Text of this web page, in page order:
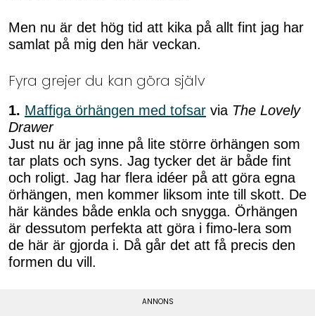
Men nu är det hög tid att kika på allt fint jag har
samlat på mig den här veckan.
Fyra grejer du kan göra själv
1. Maffiga örhängen med tofsar via The Lovely
Drawer
Just nu är jag inne på lite större örhängen som
tar plats och syns. Jag tycker det är både fint
och roligt. Jag har flera idéer på att göra egna
örhängen, men kommer liksom inte till skott. De
här kändes både enkla och snygga. Örhängen
är dessutom perfekta att göra i fimo-lera som
de här är gjorda i. Då går det att få precis den
formen du vill.